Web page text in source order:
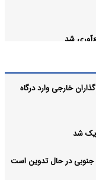
خارجی وارد درگاه
شد
جنوبی در حال تدوین است